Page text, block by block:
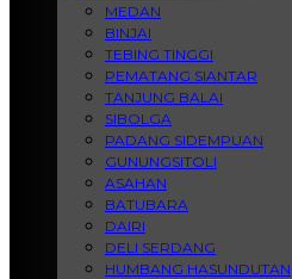
MEDAN
BINJAI
TEBING TINGGI
PEMATANG SIANTAR
TANJUNG BALAI
SIBOLGA
PADANG SIDEMPUAN
GUNUNGSITOLI
ASAHAN
BATUBARA
DAIRI
DELI SERDANG
HUMBANG HASUNDUTAN